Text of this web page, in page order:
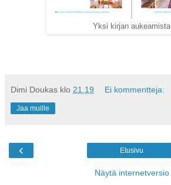
Yksi kirjan aukeamista
Dimi Doukas klo 21.19 Ei kommentteja:
Jaa muille
‹ Etusivu
Näytä internetversio